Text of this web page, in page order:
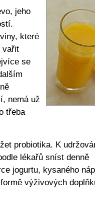
jeho
které
vařit
se
nemá už
třeba
probiotika. K
lékařů sníst denně
jogurtu, kysaného
výživových